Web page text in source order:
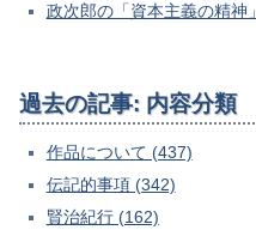
政次郎の「資本主義の精神」
過去の記事: 内容分類
作品について (437)
伝記的事項 (342)
賢治紀行 (162)